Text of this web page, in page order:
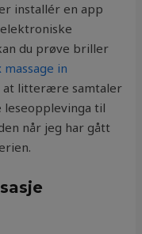
installér en app
du prøve briller
in
at litterære samtaler
leseopplevinga til
når jeg har gått